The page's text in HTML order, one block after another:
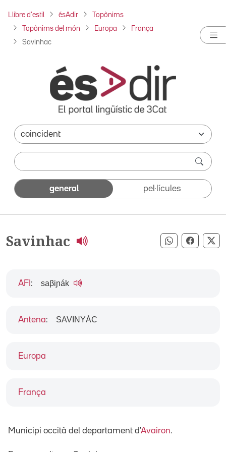
Llibre d'estil ésAdir Topònims
Topònims del món Europa França
Savinhac
general pel·lícules
Savinhac Compartir
Europa
França
AFI : saβiɲák
Antena: SAVINYÀC
Municipi occità del departament d'Avairon.